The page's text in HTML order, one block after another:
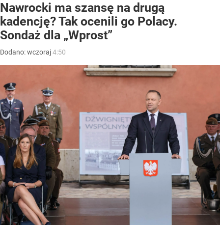
Nawrocki ma szansę na drugą
kadencję? Tak ocenili go Polacy.
Sondaż dla „Wprost”
Dodano:wczoraj4:50